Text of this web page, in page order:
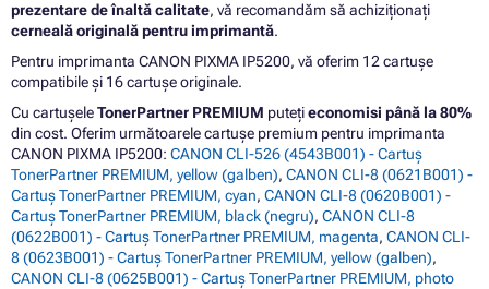
prezentare de înaltă calitate, vă recomandăm să achiziționați
cerneală originală pentru imprimantă.
Pentru imprimanta CANON PIXMA IP5200, vă oferim 12 cartușe
compatibile și 16 cartușe originale.
Cu cartușeleTonerPartner PREMIUM putețieconomisi până la 80%
din cost. Oferim următoarele cartușe premium pentru imprimanta
CANON PIXMA IP5200: CANON CLI-526 (4543B001) - Cartuș
TonerPartner PREMIUM, yellow (galben), CANON CLI-8 (0621B001) -
Cartuș TonerPartner PREMIUM, cyan, CANON CLI-8 (0620B001) -
Cartuș TonerPartner PREMIUM, black (negru), CANON CLI-8
(0622B001) - Cartuș TonerPartner PREMIUM, magenta, CANON CLI-
8 (0623B001) - Cartuș TonerPartner PREMIUM, yellow (galben),
CANON CLI-8 (0625B001) - Cartuș TonerPartner PREMIUM, photo